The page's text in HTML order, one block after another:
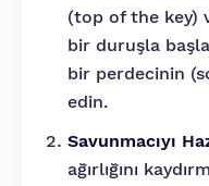
(top of the key)
bir duruşla
bir perdecinin
edin.
Savunmacıyı
ağırlığını